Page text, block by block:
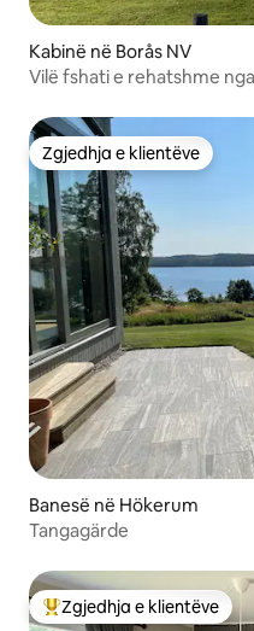
Kabinë në Borås NV
Vilë fshati e rehatshme
Zgjedhja e klientëve
Zgjedhja e klientëve
Banesë në Hökerum
Tangagärde
Më të mirat e zgjedhjeve
Zgjedhja e klientëve